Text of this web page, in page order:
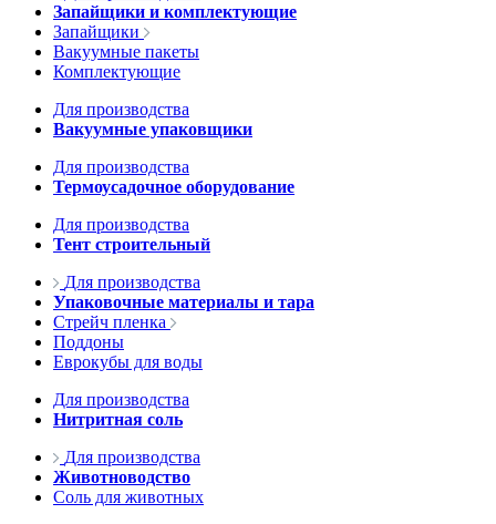
Запайщики и комплектующие
Запайщики
Вакуумные пакеты
Комплектующие
Для производства
Вакуумные упаковщики
Для производства
Термоусадочное оборудование
Для производства
Тент строительный
Для производства
Упаковочные материалы и тара
Стрейч пленка
Поддоны
Еврокубы для воды
Для производства
Нитритная соль
Для производства
Животноводство
Соль для животных